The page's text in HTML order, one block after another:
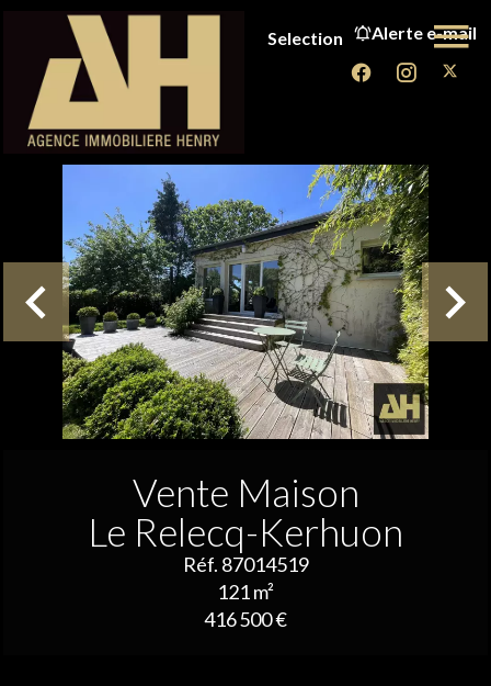
Selection Alerte e-mail
Vente Maison
Le Relecq-Kerhuon
Réf. 87014519
121 m²
416 500 €